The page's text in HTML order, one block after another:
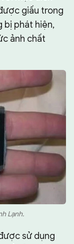
giấu trong
bị phát hiện,
ảnh chất
Lạnh.
sử dụng